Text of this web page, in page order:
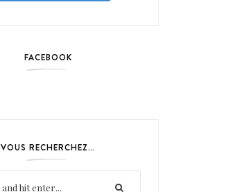
FACEBOOK
VOUS RECHERCHEZ…